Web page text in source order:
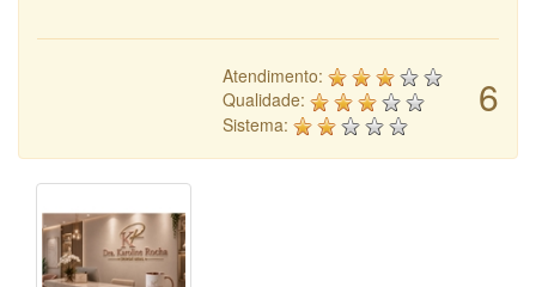
6
Atendimento:
Qualidade:
Sistema: